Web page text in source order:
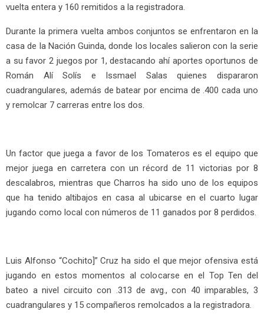
vuelta entera y 160 remitidos a la registradora.
Durante la primera vuelta ambos conjuntos se enfrentaron en la
casa de la Nación Guinda, donde los locales salieron con la serie
a su favor 2 juegos por 1, destacando ahí aportes oportunos de
Román Alí Solís e Issmael Salas quienes dispararon
cuadrangulares, además de batear por encima de .400 cada uno
y remolcar 7 carreras entre los dos.
Un factor que juega a favor de los Tomateros es el equipo que
mejor juega en carretera con un récord de 11 victorias por 8
descalabros, mientras que Charros ha sido uno de los equipos
que ha tenido altibajos en casa al ubicarse en el cuarto lugar
jugando como local con números de 11 ganados por 8 perdidos.
Luis Alfonso “Cochito]” Cruz ha sido el que mejor ofensiva está
jugando en estos momentos al colocarse en el Top Ten del
bateo a nivel circuito con .313 de avg., con 40 imparables, 3
cuadrangulares y 15 compañeros remolcados a la registradora.